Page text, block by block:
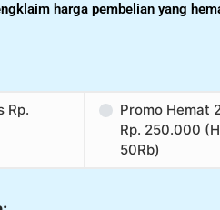
harga pembelian yang
Rp.
Promo Hemat
Rp. 250.000
50Rb)